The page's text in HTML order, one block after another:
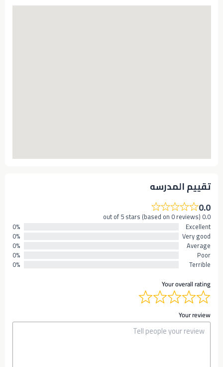
تقييم المدرسه
0.0
0.0 out of 5 stars (based on 0 reviews)
Excellent
0%
Very good
0%
Average
0%
Poor
0%
Terrible
0%
Your overall rating
Your review